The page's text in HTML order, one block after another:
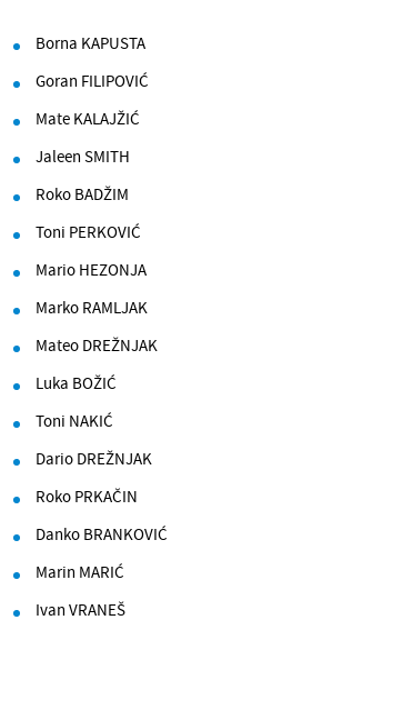
Borna KAPUSTA
Goran FILIPOVIĆ
Mate KALAJŽIĆ
Jaleen SMITH
Roko BADŽIM
Toni PERKOVIĆ
Mario HEZONJA
Marko RAMLJAK
Mateo DREŽNJAK
Luka BOŽIĆ
Toni NAKIĆ
Dario DREŽNJAK
Roko PRKAČIN
Danko BRANKOVIĆ
Marin MARIĆ
Ivan VRANEŠ